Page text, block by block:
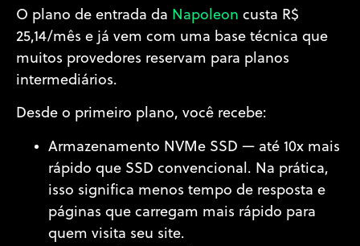
O plano de entrada da Napoleon custa R$
25,14/mês e já vem com uma base técnica que
muitos provedores reservam para planos
intermediários.
Desde o primeiro plano, você recebe:
Armazenamento NVMe SSD — até 10x mais
rápido que SSD convencional. Na prática,
isso significa menos tempo de resposta e
páginas que carregam mais rápido para
quem visita seu site.